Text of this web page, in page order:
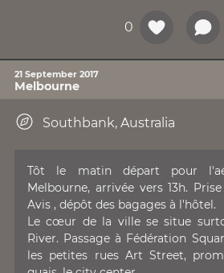
0
21 September 2017
Melbourne
Southbank, Australia
Tôt le matin départ pour
Melbourne, arrivée vers 13h.
Avis , dépôt des bagages à l'hôtel.
Le cœur de la ville se situe
River. Passage à Fédération
les petites rues Art Street,